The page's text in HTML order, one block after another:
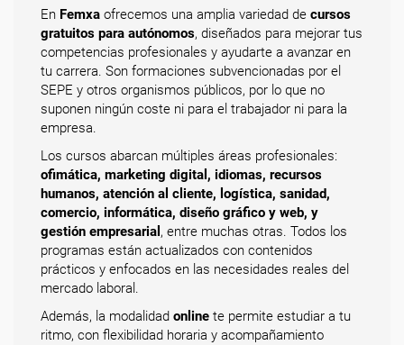
En Femxa ofrecemos una amplia variedad de cursos
gratuitos para autónomos, diseñados para mejorar tus
competencias profesionales y ayudarte a avanzar en
tu carrera. Son formaciones subvencionadas por el
SEPE y otros organismos públicos, por lo que no
suponen ningún coste ni para el trabajador ni para la
empresa.
Los cursos abarcan múltiples áreas profesionales:
ofimática, marketing digital, idiomas, recursos
humanos, atención al cliente, logística, sanidad,
comercio, informática, diseño gráfico y web, y
gestión empresarial , entre muchas otras. Todos los
programas están actualizados con contenidos
prácticos y enfocados en las necesidades reales del
mercado laboral.
Además, la modalidad online te permite estudiar a tu
ritmo, con flexibilidad horaria y acompañamiento